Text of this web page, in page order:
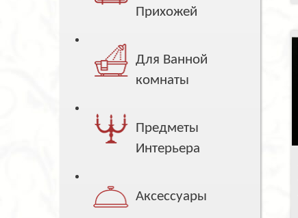
Прихожей
Для Ванной
комнаты
Предметы
Интерьера
Аксессуары